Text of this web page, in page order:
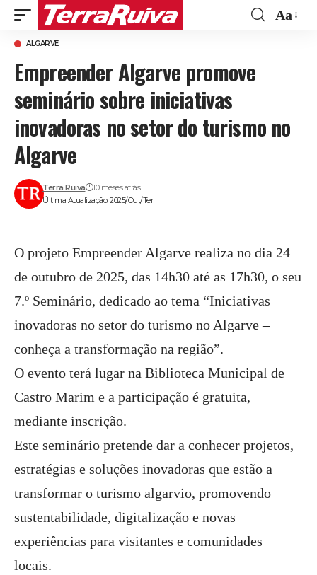
Aa
ALGARVE
Empreender Algarve promove
seminário sobre iniciativas
inovadoras no setor do turismo no
Algarve
Última Atualização: 2025/Out/Ter
Terra Ruiva 10 meses atrás
O projeto Empreender Algarve realiza no dia 24
de outubro de 2025, das 14h30 até as 17h30, o seu
7.º Seminário, dedicado ao tema “Iniciativas
inovadoras no setor do turismo no Algarve –
conheça a transformação na região”.
O evento terá lugar na Biblioteca Municipal de
Castro Marim e a participação é gratuita,
mediante inscrição.
Este seminário pretende dar a conhecer projetos,
estratégias e soluções inovadoras que estão a
transformar o turismo algarvio, promovendo
sustentabilidade, digitalização e novas
experiências para visitantes e comunidades
locais.